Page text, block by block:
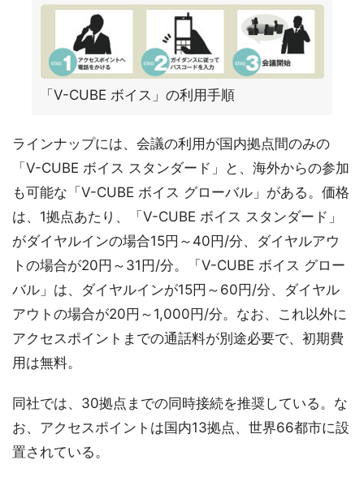
「V-CUBE ボイス」の利用手順
ラインナップには、会議の利用が国内拠点間のみの
「V-CUBE ボイス スタンダード」と、海外からの参加
も可能な「V-CUBE ボイス グローバル」がある。価格
は、1拠点あたり、「V-CUBE ボイス スタンダード」
がダイヤルインの場合15円～40円/分、ダイヤルアウ
トの場合が20円～31円/分。「V-CUBE ボイス グロー
バル」は、ダイヤルインが15円～60円/分、ダイヤル
アウトの場合が20円～1,000円/分。なお、これ以外に
アクセスポイントまでの通話料が別途必要で、初期費
用は無料。
同社では、30拠点までの同時接続を推奨している。な
お、アクセスポイントは国内13拠点、世界66都市に設
置されている。